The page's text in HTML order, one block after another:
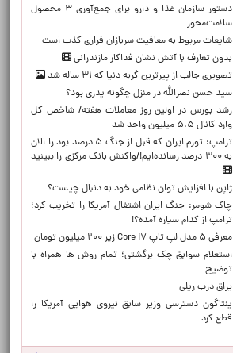
دستور سازمان غذا و دارو برای جمع‌آوری ۳ محصول
سلامت‌محور
شایعات مربوط به معافیت سربازان فراری کذب است
بدون تعارف با آتش نشان فداکار مازندرانی
تصویری جالب از پیرترین گربه دنیا که ۳۱ ساله شد
سید حسن نصرالله در منزل چگونه پدری بود؟
رشد بورس در اولین روز معاملات هفته/ شاخص کل
وارد کانال ۵.۵ میلیون واحد شد
ترامپ: تورم ایران که قبل از جنگ ۵ درصد بود را الان
به ۳۰۰ درصد رسانده‌ایم!/واکنش بانک مرکزی را ببینید
ژاپن با افزایش توان نظامی خود به دنبال چیست؟
چاک شومر: جنگ ایران اشتغال آمریکا را تخریب کرد؛
ترامپ از کدام سیاره آمده؟!
معرفی ۵ مدل لپ تاپ Core i۷ زیر ۲۰۰ میلیون تومان
استعلام سوابق چک برگشتی؛ تمام روش ها همراه با
توضیح
یراق درب ریلی
پنتاگون دسترسی وزیر سابق نیروی هوایی آمریکا را
قطع کرد